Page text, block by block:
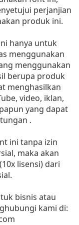
perjanjian
produk ini.
hanya untuk
menggunakan
menggunakan
berupa produk
menghasilkan
video, iklan,
yang dapat
.
ini tanpa izin
maka akan
lisensi) dari
bisnis atau
kami di: